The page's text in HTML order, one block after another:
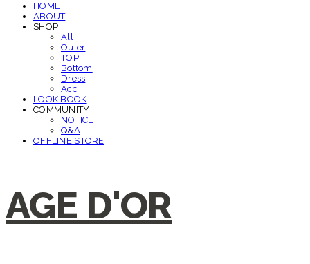
HOME
ABOUT
SHOP
All
Outer
TOP
Bottom
Dress
Acc
LOOK BOOK
COMMUNITY
NOTICE
Q&A
OFFLINE STORE
AGE D'OR